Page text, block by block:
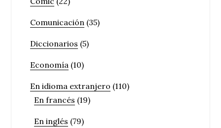
Comunicación (35)
Diccionarios (5)
Economía (10)
En idioma extranjero (110)
En francés (19)
En inglés (79)